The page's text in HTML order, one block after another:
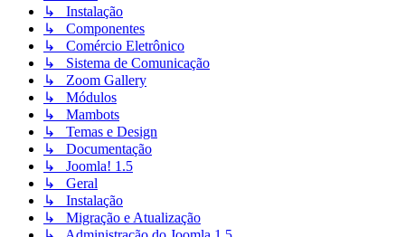
↳ Instalação
↳ Componentes
↳ Comércio Eletrônico
↳ Sistema de Comunicação
↳ Zoom Gallery
↳ Módulos
↳ Mambots
↳ Temas e Design
↳ Documentação
↳ Joomla! 1.5
↳ Geral
↳ Instalação
↳ Migração e Atualização